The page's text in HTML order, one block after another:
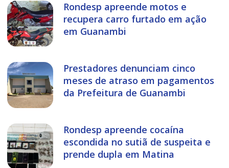
Rondesp apreende motos e
recupera carro furtado em ação
em Guanambi
Prestadores denunciam cinco
meses de atraso em pagamentos
da Prefeitura de Guanambi
Rondesp apreende cocaína
escondida no sutiã de suspeita e
prende dupla em Matina